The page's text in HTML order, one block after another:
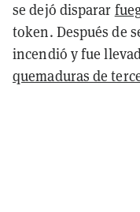
se dejó disparar
token. Después de
incendió y fue
quemaduras de